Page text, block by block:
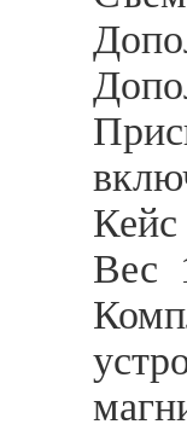
Кейс
Вес